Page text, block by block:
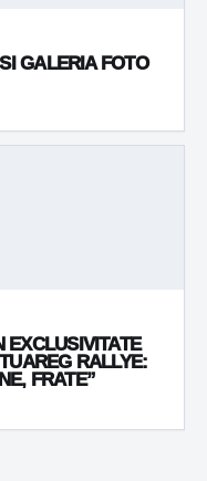
GALERIA FOTO
RALLYE:
FRATE”